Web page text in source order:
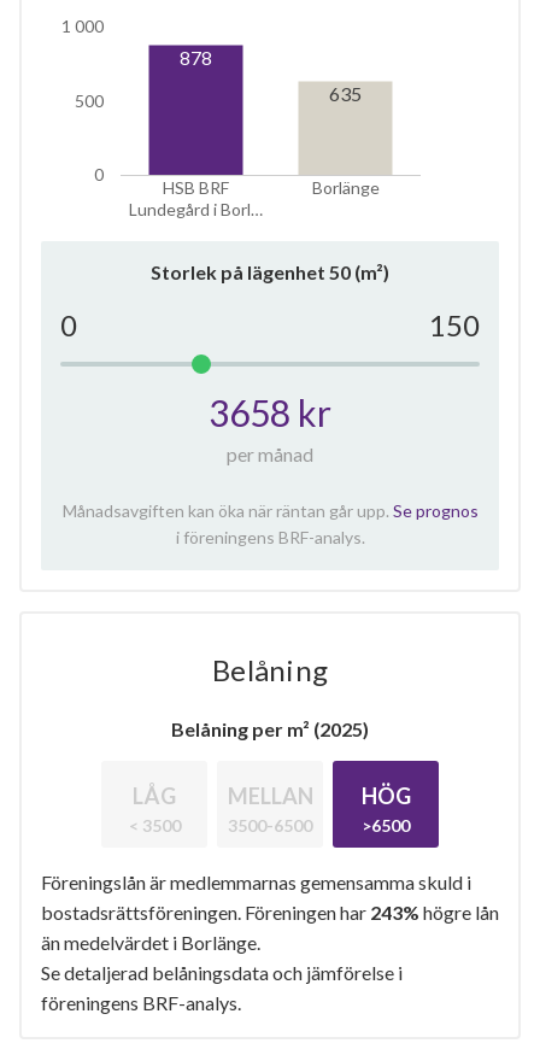
HSB BRF
Lundegård i Borl…
Borlänge
0
500
1 000
878
635
Storlek på lägenhet 50 (m²)
0 150
3658 kr
per månad
Månadsavgiften kan öka när räntan går upp. Se prognos
i föreningens BRF-analys.
Belåning
Belåning per m² (2025)
LÅG
< 3500
MELLAN
3500-6500
HÖG
>6500
Föreningslån är medlemmarnas gemensamma skuld i
bostadsrättsföreningen. Föreningen har 243% högre lån
än medelvärdet i Borlänge.
Se detaljerad belåningsdata och jämförelse i
föreningens BRF-analys.